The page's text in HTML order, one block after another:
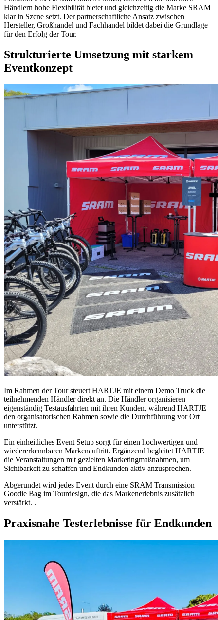
Händlern hohe Flexibilität bietet und gleichzeitig die Marke SRAM
klar in Szene setzt. Der partnerschaftliche Ansatz zwischen
Hersteller, Großhandel und Fachhandel bildet dabei die Grundlage
für den Erfolg der Tour.
Strukturierte Umsetzung mit starkem
Eventkonzept
Im Rahmen der Tour steuert HARTJE mit einem Demo Truck die
teilnehmenden Händler direkt an. Die Händler organisieren
eigenständig Testausfahrten mit ihren Kunden, während HARTJE
den organisatorischen Rahmen sowie die Durchführung vor Ort
unterstützt.
Ein einheitliches Event Setup sorgt für einen hochwertigen und
wiedererkennbaren Markenauftritt. Ergänzend begleitet HARTJE
die Veranstaltungen mit gezielten Marketingmaßnahmen, um
Sichtbarkeit zu schaffen und Endkunden aktiv anzusprechen.
Abgerundet wird jedes Event durch eine SRAM Transmission
Goodie Bag im Tourdesign, die das Markenerlebnis zusätzlich
verstärkt. .
Praxisnahe Testerlebnisse für Endkunden